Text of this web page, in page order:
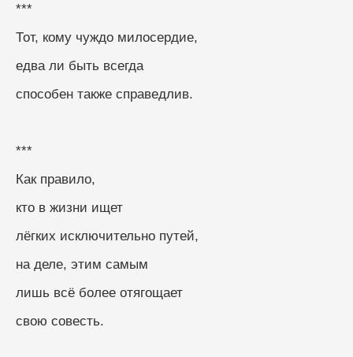
***
Тот, кому чуждо милосердие,
едва ли быть всегда
способен также справедлив.
***
Как правило,
кто в жизни ищет
лёгких исключительно путей,
на деле, этим самым
лишь всё более отягощает
свою совесть.